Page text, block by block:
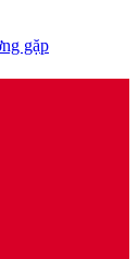
gặp